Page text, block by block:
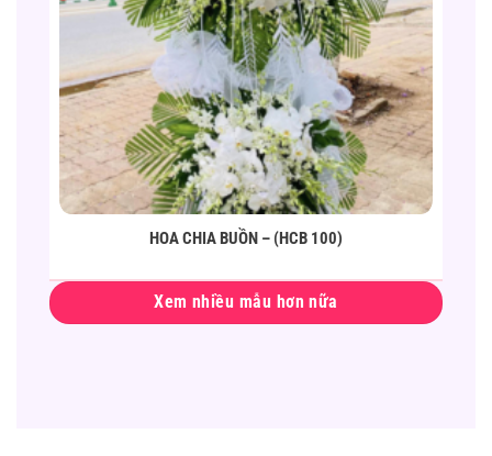
HOA CHIA BUỒN – (HCB 100)
Xem nhiều mẫu hơn nữa